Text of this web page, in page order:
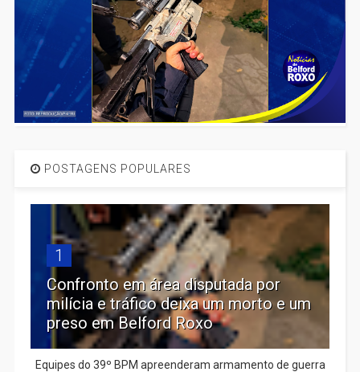
POSTAGENS POPULARES
1
Confronto em área disputada por
milícia e tráfico deixa um morto e um
preso em Belford Roxo
Equipes do 39º BPM apreenderam armamento de guerra